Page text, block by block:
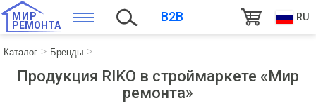
МИР
РЕМОНТА
B2B RU
Каталог Бренды
Продукция RIKO в строймаркете «Мир
ремонта»